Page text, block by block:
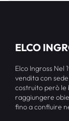
ELCO
Elco Ingross Nel
vendita con
costruito però le
raggiungere
fino a confluire